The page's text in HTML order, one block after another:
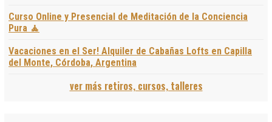
Curso Online y Presencial de Meditación de la Conciencia
Pura 🧘
Vacaciones en el Ser! Alquiler de Cabañas Lofts en Capilla
del Monte, Córdoba, Argentina
ver más retiros, cursos, talleres